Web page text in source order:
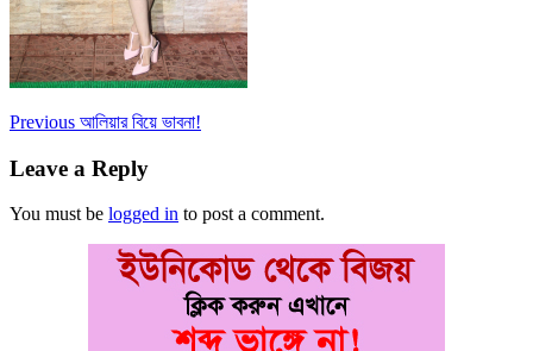
Post
navigation
Previous Previous
আলিয়ার বিয়ে ভাবনা!
Leave a Reply
You must be logged in to post a comment.